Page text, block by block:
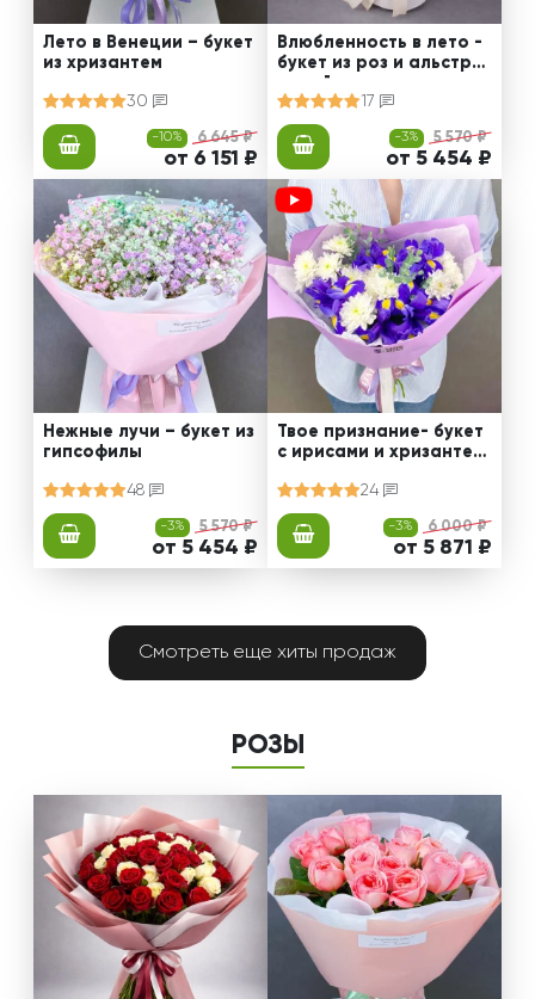
Лето в Венеции – букет
из хризантем
30
-10% 6 645 ₽
от 6 151 ₽
Влюбленность в лето -
букет из роз и альстро
мерий
17
-3% 5 570 ₽
от 5 454 ₽
Нежные лучи – букет из
гипсофилы
48
-3% 5 570 ₽
от 5 454 ₽
Твое признание- букет
с ирисами и хризантем
24
-3% 6 000 ₽
от 5 871 ₽
Смотреть еще хиты продаж
РОЗЫ